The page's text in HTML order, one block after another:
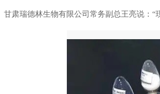
甘肃瑞德林生物有限公司常务副总王亮说：